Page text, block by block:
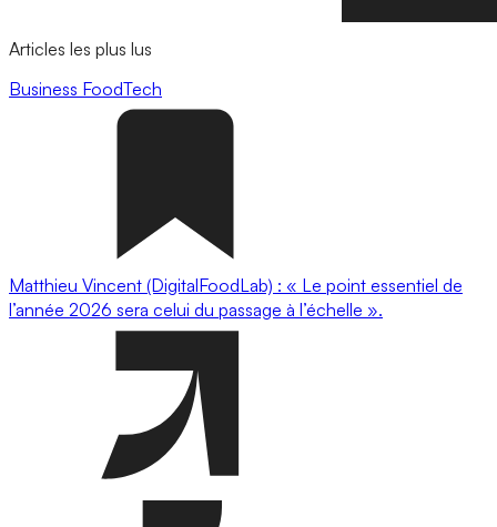
Articles les plus lus
Business FoodTech
Matthieu Vincent (DigitalFoodLab) : « Le point essentiel de
l’année 2026 sera celui du passage à l’échelle ».